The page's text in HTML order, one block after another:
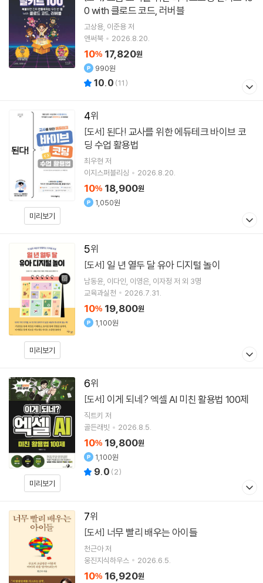
0 with 클로드 코드, 러버블
고상용 이준용저
앤써북
2026.8.20.
10% 17,820원
990원
10.0 (11)
4
미리보기
[도서]
딩 수업 활용법
최우현 저
이지스퍼블리싱
2026.8.20.
10% 18,900원
1,050원
5
미리보기
[도서] 일 년 열두 달 유아 디지털 놀이
남동윤 이다인 이영은 이자정 저 외 3명
교육과실천
2026.7.31.
10% 19,800원
1,100원
6
미리보기
[도서] 이게 되네? 엑셀 AI 미친 활용법 100제
직트키 저
골든래빗
2026.8.5.
10% 19,800원
1,100원
9.0 (2)
7
[도서] 너무 빨리 배우는 아이들
천근아저
웅진지식하우스
2026.6.5.
10% 16,920원